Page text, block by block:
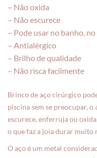
– Não oxida
– Não escurece
– Pode usar no banho,
– Antialérgico
– Brilho de qualidade
– Não risca facilmente
Brinco de aço cirúrgico
piscina sem se preocupar,
escurece, enferruja ou
o que faz a joia durar muito
O aço é um metal